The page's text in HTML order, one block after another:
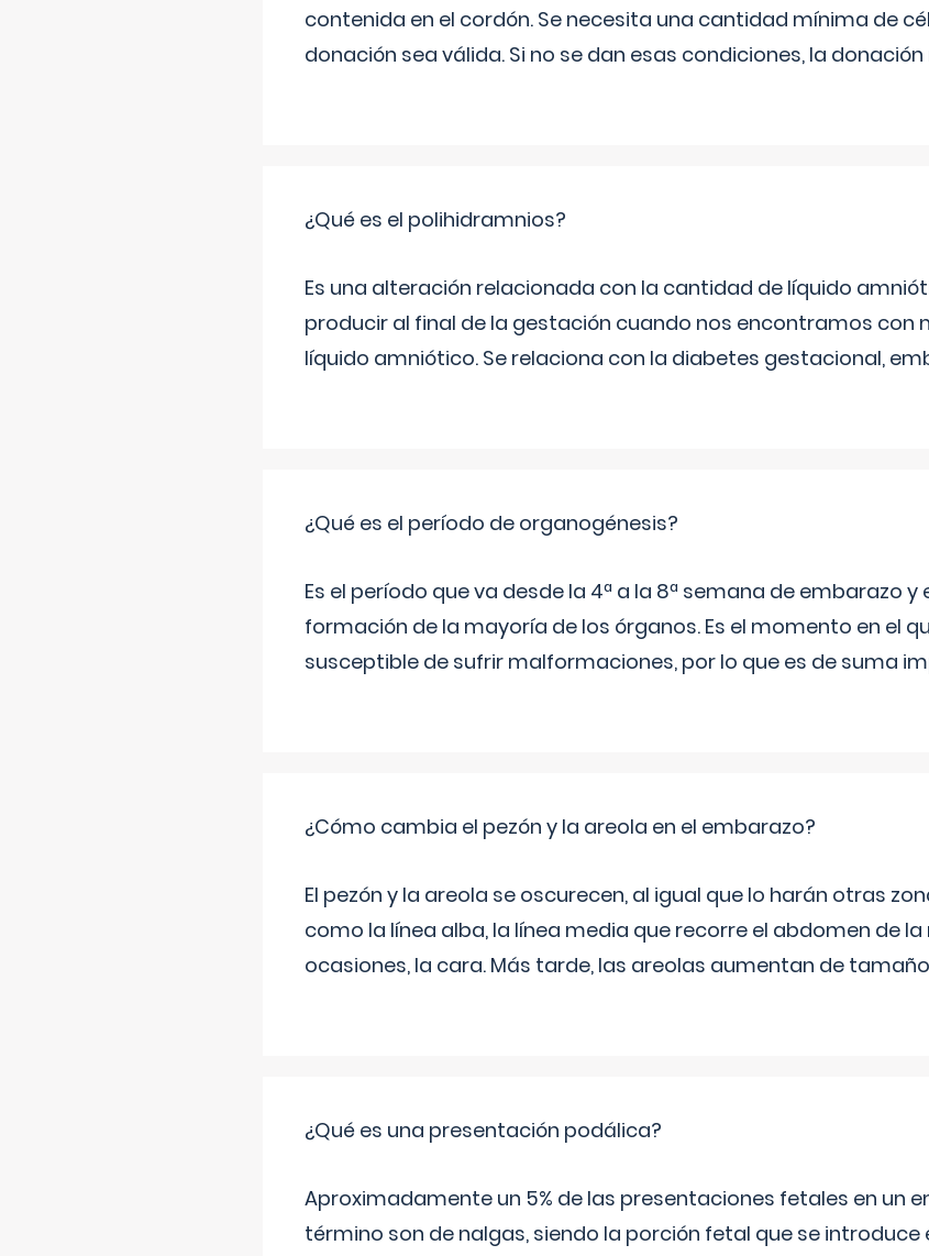
contenida en el cordón. Se necesita una cantidad mínima de
donación sea válida. Si no se dan esas condiciones, la donación
¿Qué es el polihidramnios?
Es una alteración relacionada con la cantidad de líquido
producir al final de la gestación cuando nos encontramos con
líquido amniótico. Se relaciona con la diabetes gestacional,
¿Qué es el período de organogénesis?
Es el período que va desde la 4ª a la 8ª semana de embarazo y
formación de la mayoría de los órganos. Es el momento en el
susceptible de sufrir malformaciones, por lo que es de suma
¿Cómo cambia el pezón y la areola en el embarazo?
El pezón y la areola se oscurecen, al igual que lo harán otras
como la línea alba, la línea media que recorre el abdomen de la
ocasiones, la cara. Más tarde, las areolas aumentan de
¿Qué es una presentación podálica?
Aproximadamente un 5% de las presentaciones fetales en un
término son de nalgas, siendo la porción fetal que se introduce